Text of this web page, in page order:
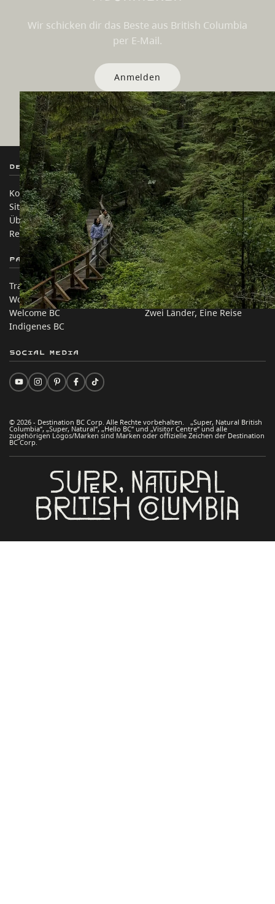
Wir schicken dir das Beste aus British Columbia
per E-Mail.
Anmelden
Destination BC
Kontakt
Sitemap
Über uns
Rechtliches & Richtlinien
Unsere Websites
Reisebranche
Medien
Unternehmen
简体中文 – China
Partnerseiten
Trade & Invest BC
Work BC
Welcome BC
Indigenes BC
Auf dieser Website
Reisevorschläge
Praktische Tipps
Zwei Länder, Eine Reise
© 2026 - Destination BC Corp. Alle Rechte vorbehalten. „Super, Natural British
Columbia“, „Super, Natural“, „Hello BC“ und „Visitor Centre“ und alle
zugehörigen Logos/Marken sind Marken oder offizielle Zeichen der Destination
BC Corp.
Social Media